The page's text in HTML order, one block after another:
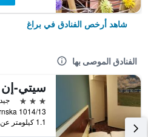
شاهد أرخص الفنادق في براغ
الفنادق الموصى بها
سيتي-إن
3 نجوم
جيد 7.4
1.1 كيلومتر عن وسط المدينة